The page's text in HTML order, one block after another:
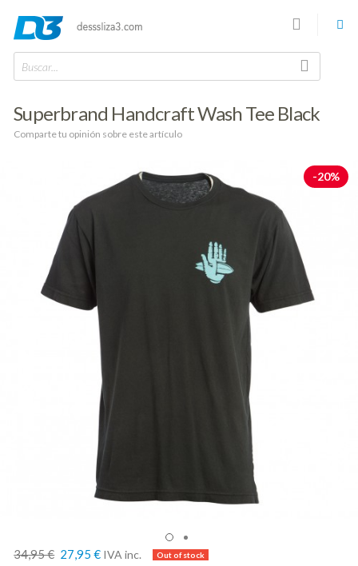
Buscar...
Superbrand Handcraft Wash Tee Black
Comparte tu opinión sobre este artículo
-20%
34,95 € 27,95 € IVA inc.